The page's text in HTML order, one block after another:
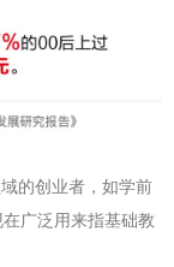
的创业者，如学前
广泛用来指基础教